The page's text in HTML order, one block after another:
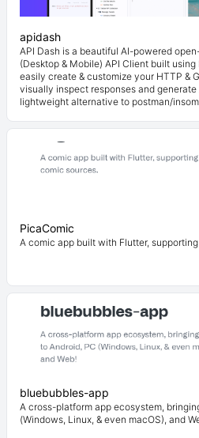
apidash
API Dash is a beautiful AI-powered
(Desktop & Mobile) API Client built
easily create & customize your HTTP &
visually inspect responses and
lightweight alternative to postman/
PicaComic
A comic app built with Flutter,
bluebubbles-app
A cross-platform app ecosystem,
(Windows, Linux, & even macOS), and